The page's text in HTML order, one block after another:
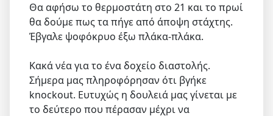
Θα αφήσω το θερμοστάτη στο 21 και το πρωί
θα δούμε πως τα πήγε από άποψη στάχτης.
Έβγαλε ψοφόκρυο έξω πλάκα-πλάκα.
Κακά νέα για το ένα δοχείο διαστολής.
Σήμερα μας πληροφόρησαν ότι βγήκε
knockout. Ευτυχώς η δουλειά μας γίνεται με
το δεύτερο που πέρασαν μέχρι να